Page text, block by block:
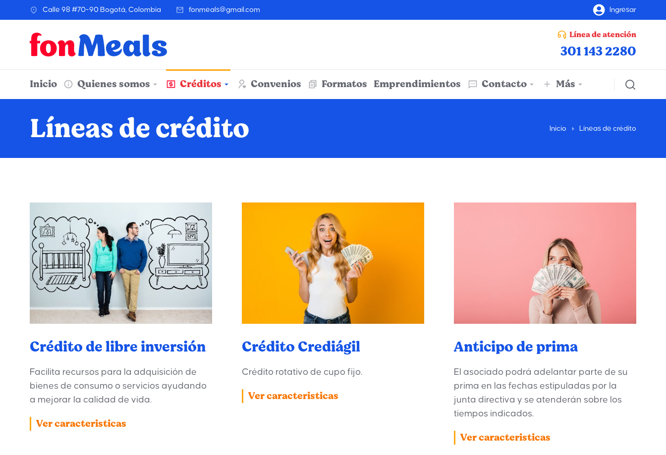
Calle 98 #70-90 Bogotá, Colombia fonmeals@gmail.com Ingresar
Línea de atención
301 143 2280
Inicio Quienes somos Créditos Convenios Formatos Emprendimientos Contacto Más
Líneas de crédito Inicio Líneas de crédito
Crédito de libre inversión
Facilita recursos para la adquisición de
bienes de consumo o servicios ayudando
a mejorar la calidad de vida.
Ver caracteristicas
Crédito Crediágil
Crédito rotativo de cupo fijo.
Ver caracteristicas
Anticipo de prima
El asociado podrá adelantar parte de su
prima en las fechas estipuladas por la
junta directiva y se atenderán sobre los
tiempos indicados.
Ver caracteristicas